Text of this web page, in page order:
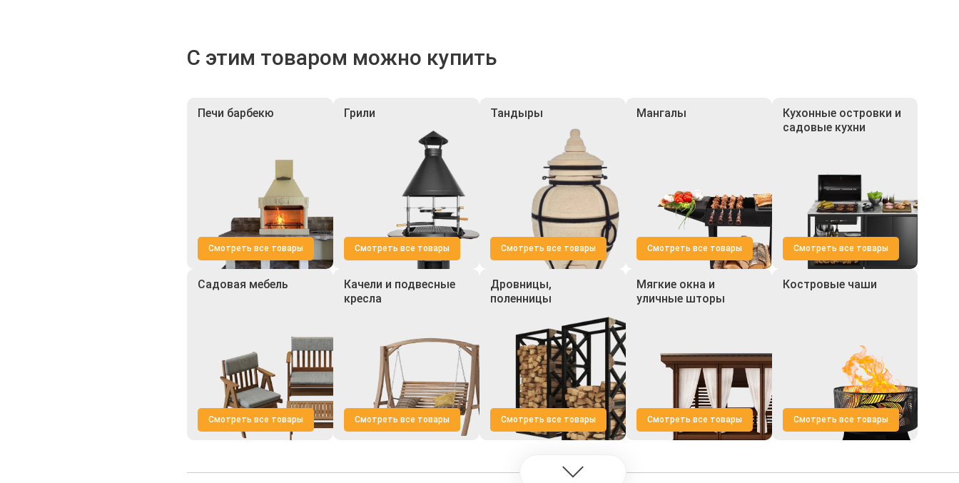
С этим товаром можно купить
Печи барбекю
Смотреть все товары
Грили
Смотреть все товары
Тандыры
Смотреть все товары
Мангалы
Смотреть все товары
Кухонные островки и
садовые кухни
Смотреть все товары
Садовая мебель
Смотреть все товары
Качели и подвесные
кресла
Смотреть все товары
Дровницы,
поленницы
Смотреть все товары
Мягкие окна и
уличные шторы
Смотреть все товары
Костровые чаши
Смотреть все товары